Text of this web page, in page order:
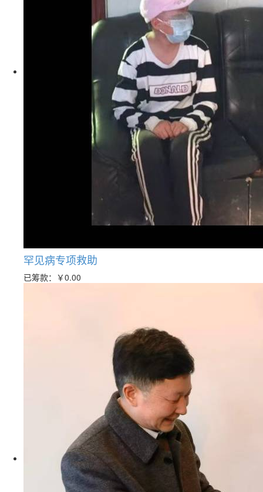
罕见病专项救助
已筹款： ￥0.00